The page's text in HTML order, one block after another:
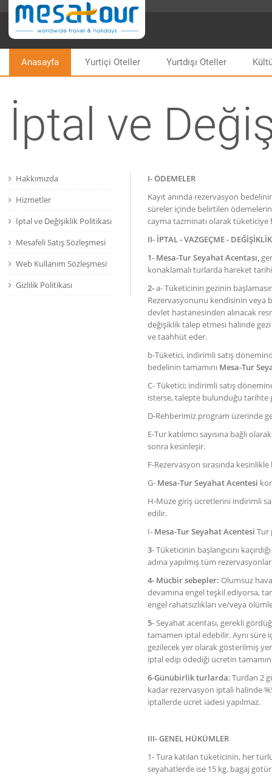
Anasayfa Yurtiçi Oteller Yurtdışı Oteller
İptal ve
Hakkımızda
Hizmetler
İptal ve Değişiklik Politikası
Mesafeli Satış Sözleşmesi
Web Kullanım Sözleşmesi
Gizlilik Politikası
I-ÖDEMELER
Kayıt anında rezervasyon
süreler içinde belirtilen
cayma tazminatı olarak tüketiciye
II- İPTAL - VAZGEÇME -
1- Mesa-Tur Seyahat Acentası,
konaklamalı turlarda hareket
2-a- Tüketicinin gezinin
Rezervasyonunu kendisinin veya
devlet hastanesinden alınacak
değişiklik talep etmesi halinde
ve taahhüt eder.
b-Tüketici, indirimli satış
bedelinin tamamını Mesa-Tur
C- Tüketici; indirimli satış
isterse, talepte bulunduğu tarihte
D-Rehberimiz program üzerinde
E-Tur katılımcı sayısına bağlı
sonra kesinleşir.
F-Rezervasyon sırasında
G- Mesa-Tur Seyahat Acentesi
H-Müze giriş ücretlerini indirimli
edilir.
I- Mesa-Tur Seyahat Acentesi Tur
3- Tüketicinin başlangıcını
adına yapılmış tüm
4- Mücbir sebepler: Olumsuz
devamına engel teşkil ediyorsa,
engel rahatsızlıkları ve/veya
5- Seyahat acentası, gerekli
tamamen iptal edebilir. Aynı süre
gezilecek yer olarak gösterilmiş
iptal edip ödediği ücretin
6-Günübirlik turlarda; Turdan 2
kadar rezervasyon iptali halinde
iptallerde ücret iadesi yapılmaz.
III- GENEL HÜKÜMLER
1- Tura katılan tüketicinin, her
seyahatlerde ise 15 kg. bagaj